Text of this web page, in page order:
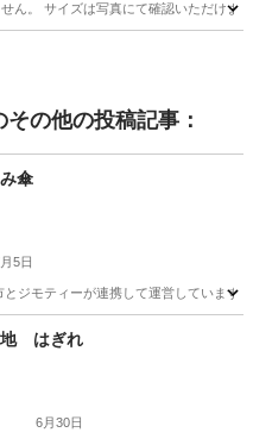
ん。 サイズは写真にて確認いただけ
その他の投稿記事：
傘
5日
とジモティーが連携して運営してい
はぎれ
6月30日